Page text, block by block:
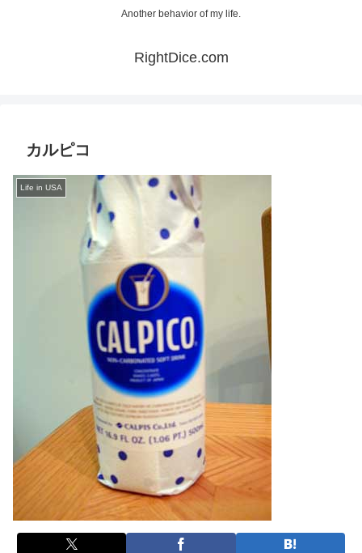
Another behavior of my life.
RightDice.com
カルピコ
Life in USA